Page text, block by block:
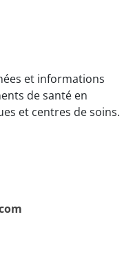
et informations
de santé en
et centres de soins.